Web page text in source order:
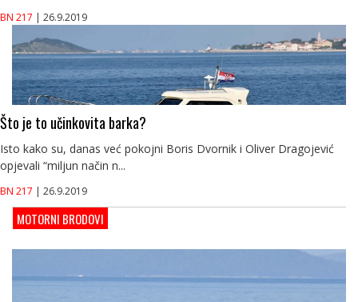
BN 217 | 26.9.2019
Što je to učinkovita barka?
Isto kako su, danas već pokojni Boris Dvornik i Oliver Dragojević
opjevali “miljun način n...
BN 217 | 26.9.2019
MOTORNI BRODOVI